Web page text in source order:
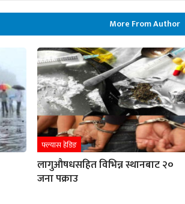
More From Author
फ्ल्यास हेडिङ
लागुऔषधसहित विभिन्न स्थानबाट २०
जना पक्राउ